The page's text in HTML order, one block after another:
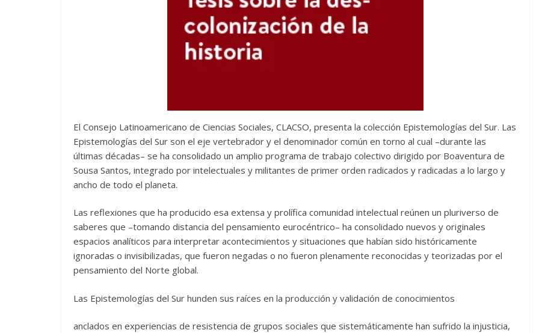
El Consejo Latinoamericano de Ciencias Sociales, CLACSO, presenta la colección Epistemologías del Sur. Las
Epistemologías del Sur son el eje vertebrador y el denominador común en torno al cual –durante las
últimas décadas– se ha consolidado un amplio programa de trabajo colectivo dirigido por Boaventura de
Sousa Santos, integrado por intelectuales y militantes de primer orden radicados y radicadas a lo largo y
ancho de todo el planeta.
Las reflexiones que ha producido esa extensa y prolífica comunidad intelectual reúnen un pluriverso de
saberes que –tomando distancia del pensamiento eurocéntrico– ha consolidado nuevos y originales
espacios analíticos para interpretar acontecimientos y situaciones que habían sido históricamente
ignoradas o invisibilizadas, que fueron negadas o no fueron plenamente reconocidas y teorizadas por el
pensamiento del Norte global.
Las Epistemologías del Sur hunden sus raíces en la producción y validación de conocimientos
anclados en experiencias de resistencia de grupos sociales que sistemáticamente han sufrido la injusticia,